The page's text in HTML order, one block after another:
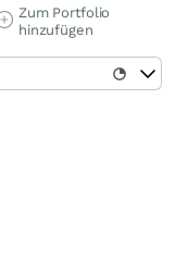
Zum Portfolio
hinzufügen